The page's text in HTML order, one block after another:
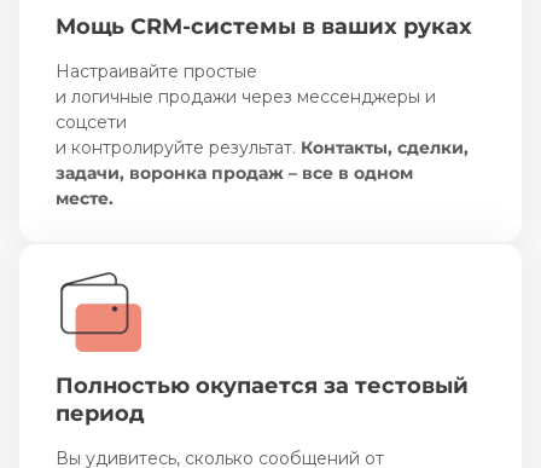
Мощь CRM-системы в ваших руках
Настраивайте простые
и логичные продажи через мессенджеры и
соцсети
и контролируйте результат. Контакты, сделки,
задачи, воронка продаж – все в одном
месте.
Полностью окупается за тестовый
период
Вы удивитесь, сколько сообщений от